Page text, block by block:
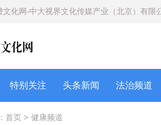
文化网-中大视界文化传媒产业（北京）有限
特别关注 头条新闻 法治频道
首页 > 健康频道